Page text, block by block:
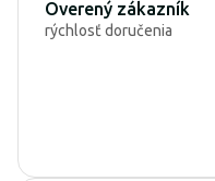
Overený zákazník
rýchlosť doručenia